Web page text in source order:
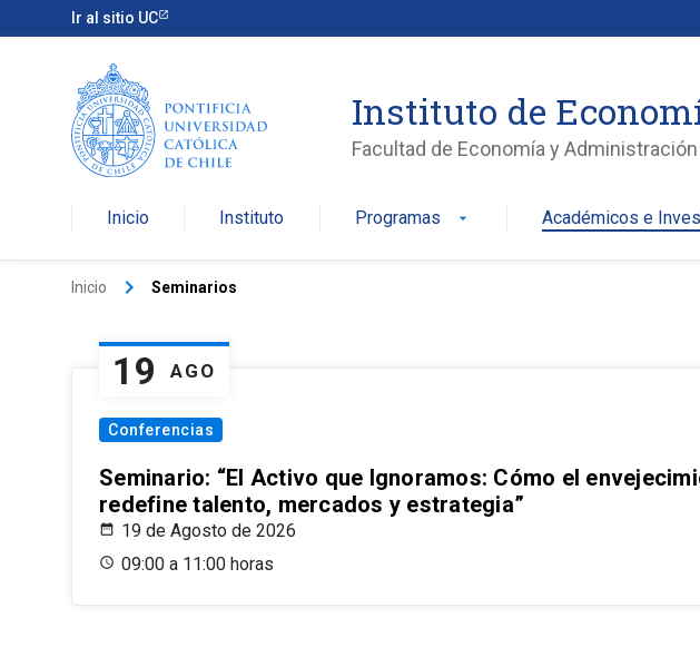
Ir al sitio UC
Instituto de
Facultad de Economía y Administración
Inicio Instituto Programas arrow_drop_down Académicos e
Inicio keyboard_arrow_right Seminarios
19 AGO
Conferencias
Seminario: “El Activo que Ignoramos: Cómo el
redefine talento, mercados y estrategia”
19 de Agosto de 2026
09:00 a 11:00 horas